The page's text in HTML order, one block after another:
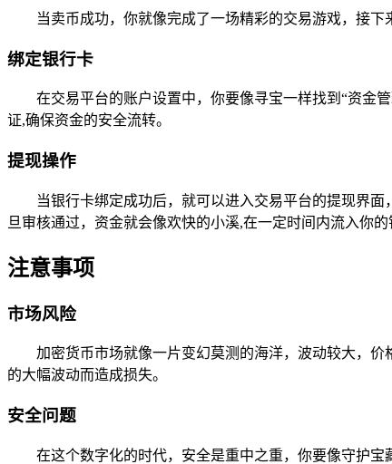
当卖币成功，你就像完成了一场精彩的交易游戏，接
绑定银行卡
在交易平台的账户设置中，你要像寻宝一样找到“资金
证,确保资金的安全流转。
提现操作
当银行卡绑定成功后，就可以进入交易平台的提现界
旦审核通过，资金就会像欢快的小溪,在一定时间内流入你的
注意事项
市场风险
加密货币市场就像一片变幻莫测的海洋，波动较大，
的大幅波动而造成损失。
安全问题
在这个数字化的时代，安全是重中之重，你要像守护